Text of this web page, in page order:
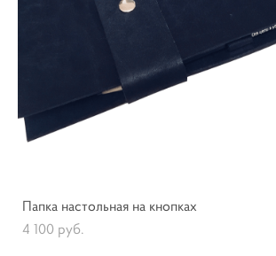
Папка настольная на кнопках
4 100 pуб.